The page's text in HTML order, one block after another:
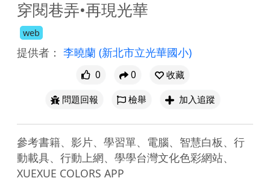
穿閱巷弄•再現光華
web
提供者： 李曉蘭 (新北市立光華國小)
0 0
收藏
問題回報
檢舉 加入追蹤
參考書籍、影片、學習單、電腦、智慧白板、行
動載具、行動上網、學學台灣文化色彩網站、
XUEXUE COLORS APP